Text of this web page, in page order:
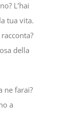
L’hai
tua vita.
della
ne farai?
a